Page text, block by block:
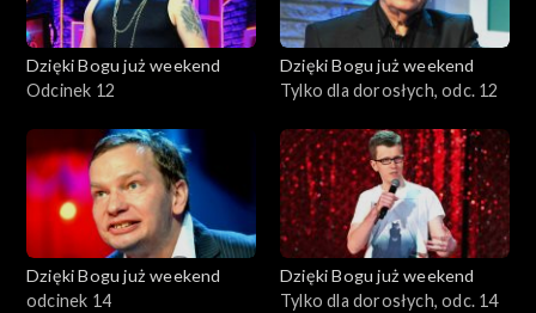
Dzięki Bogu już weekend
Odcinek 12
Dzięki Bogu już weekend
Tylko dla dorosłych, odc. 12
Dzięki Bogu już weekend
odcinek 14
Dzięki Bogu już weekend
Tylko dla dorosłych, odc. 14